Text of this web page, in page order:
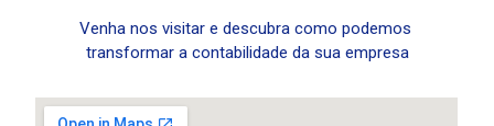
Venha nos visitar e descubra como podemos
transformar a contabilidade da sua empresa